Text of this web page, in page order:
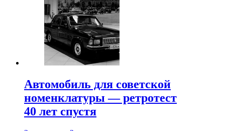
Автомобиль для советской
номенклатуры — ретротест
40 лет спустя